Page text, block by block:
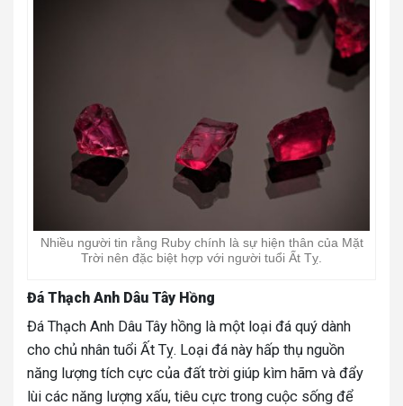
Nhiều người tin rằng Ruby chính là sự hiện thân của Mặt
Trời nên đặc biệt hợp với người tuổi Ất Tỵ.
Đá Thạch Anh Dâu Tây Hồng
Đá Thạch Anh Dâu Tây hồng là một loại đá quý dành
cho chủ nhân tuổi Ất Tỵ. Loại đá này hấp thụ nguồn
năng lượng tích cực của đất trời giúp kìm hãm và đẩy
lùi các năng lượng xấu, tiêu cực trong cuộc sống để